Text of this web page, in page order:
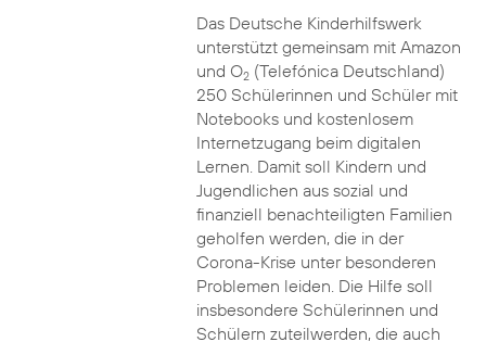
Das Deutsche Kinderhilfswerk
unterstützt gemeinsam mit Amazon
und O2(Telefónica Deutschland)
250 Schülerinnen und Schüler mit
Notebooks und kostenlosem
Internetzugang beim digitalen
Lernen. Damit soll Kindern und
Jugendlichen aus sozial und
finanziell benachteiligten Familien
geholfen werden, die in der
Corona-Krise unter besonderen
Problemen leiden. Die Hilfe soll
insbesondere Schülerinnen und
Schülern zuteilwerden, die auch